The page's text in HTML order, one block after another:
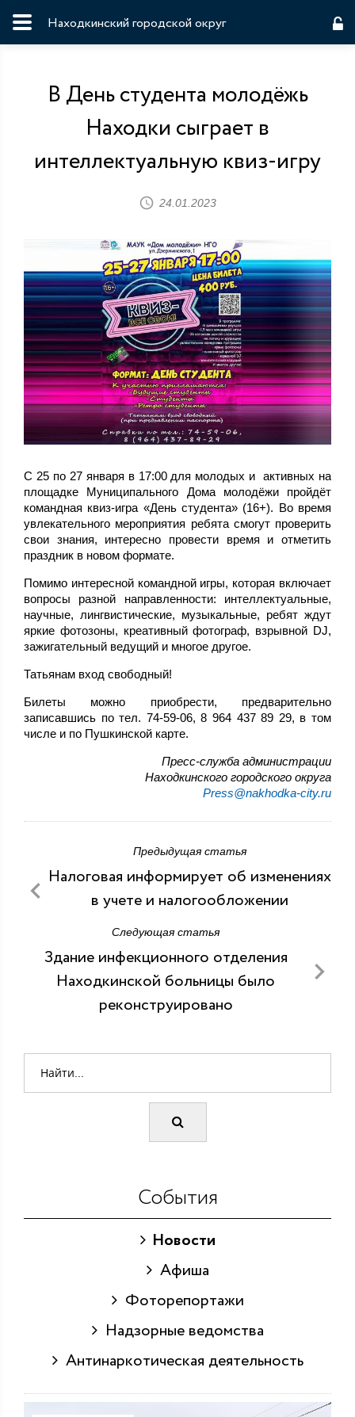
Находкинский городской округ
В День студента молодёжь
Находки сыграет в
интеллектуальную квиз-игру
24.01.2023
С 25 по 27 января в 17:00 для молодых и активных на
площадке Муниципального Дома молодёжи пройдёт
командная квиз-игра «День студента» (16+). Во время
увлекательного мероприятия ребята смогут проверить
свои знания, интересно провести время и отметить
праздник в новом формате.
Помимо интересной командной игры, которая включает
вопросы разной направленности: интеллектуальные,
научные, лингвистические, музыкальные, ребят ждут
яркие фотозоны, креативный фотограф, взрывной DJ,
зажигательный ведущий и многое другое.
Татьянам вход свободный!
Билеты можно приобрести, предварительно
записавшись по тел. 74-59-06, 8 964 437 89 29, в том
числе и по Пушкинской карте.
Пресс-служба администрации
Находкинского городского округа
Press@nakhodka-city.ru
Предыдущая статья
Налоговая информирует об изменениях
в учете и налогообложении
Следующая статья
Здание инфекционного отделения
Находкинской больницы было
реконструировано
События
Новости
Афиша
Фоторепортажи
Надзорные ведомства
Антинаркотическая деятельность